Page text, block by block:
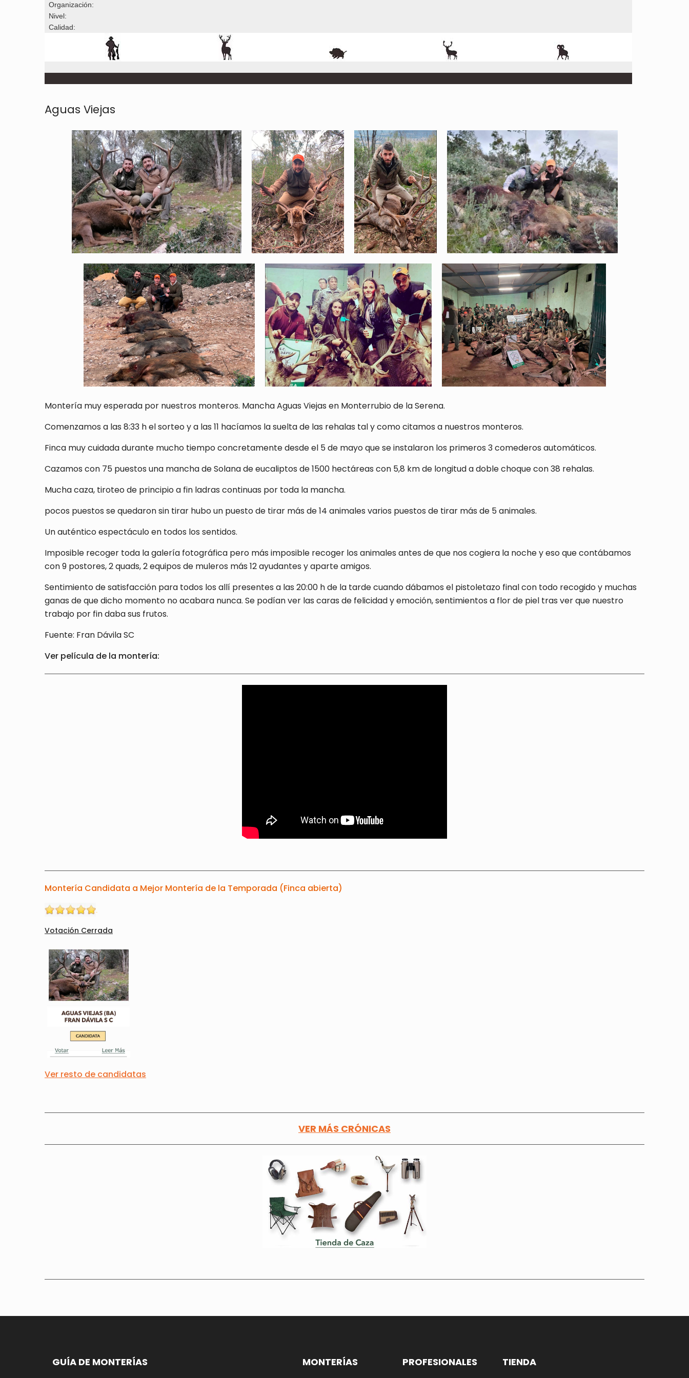
Organización:
Nivel:
Calidad:
Aguas Viejas
Montería muy esperada por nuestros monteros. Mancha Aguas Viejas en Monterrubio de la Serena.
Comenzamos a las 8:33 h el sorteo y a las 11 hacíamos la suelta de las rehalas tal y como citamos a nuestros monteros.
Finca muy cuidada durante mucho tiempo concretamente desde el 5 de mayo que se instalaron los primeros 3 comederos automáticos.
Cazamos con 75 puestos una mancha de Solana de eucaliptos de 1500 hectáreas con 5,8 km de longitud a doble choque con 38 rehalas.
Mucha caza, tiroteo de principio a fin ladras continuas por toda la mancha.
pocos puestos se quedaron sin tirar hubo un puesto de tirar más de 14 animales varios puestos de tirar más de 5 animales.
Un auténtico espectáculo en todos los sentidos.
Imposible recoger toda la galería fotográfica pero más imposible recoger los animales antes de que nos cogiera la noche y eso que contábamos
con 9 postores, 2 quads, 2 equipos de muleros más 12 ayudantes y aparte amigos.
Sentimiento de satisfacción para todos los allí presentes a las 20:00 h de la tarde cuando dábamos el pistoletazo final con todo recogido y muchas
ganas de que dicho momento no acabara nunca. Se podían ver las caras de felicidad y emoción, sentimientos a flor de piel tras ver que nuestro
trabajo por fin daba sus frutos.
Fuente: Fran Dávila SC
Ver película de la montería:
Montería Candidata a Mejor Montería de la Temporada (Finca abierta)
Votación Cerrada
Ver resto de candidatas
VER MÁS CRÓNICAS
GUÍA DE MONTERÍAS MONTERÍAS PROFESIONALES TIENDA